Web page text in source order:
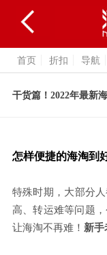
首页 折扣 导航
干货篇！2022年最新
怎样便捷的海淘到
特殊时期，大部分
高、转运难等问题
让海淘不再难！ 新手